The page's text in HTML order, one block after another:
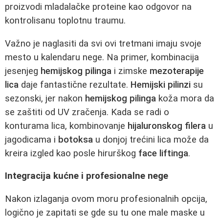
proizvodi mladalačke proteine kao odgovor na
kontrolisanu toplotnu traumu.
Važno je naglasiti da svi ovi tretmani imaju svoje
mesto u kalendaru nege. Na primer, kombinacija
jesenjeg hemijskog pilinga i zimske mezoterapije
lica daje fantastične rezultate. Hemijski pilinzi su
sezonski, jer nakon hemijskog pilinga koža mora da
se zaštiti od UV zračenja. Kada se radi o
konturama lica, kombinovanje hijaluronskog filera u
jagodicama i botoksa u donjoj trećini lica može da
kreira izgled kao posle hirurškog face liftinga.
Integracija kućne i profesionalne nege
Nakon izlaganja ovom moru profesionalnih opcija,
logično je zapitati se gde su tu one male maske u